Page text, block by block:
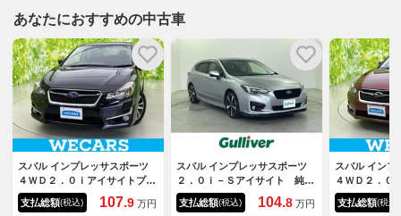
あなたにおすすめの中古車
スバル インプレッサスポーツ
４ＷＤ２．０ｉアイサイトプラ
ウドエディション 社外 ＳＤ
ナビ／アイサイト／車線逸脱防
支払総額(税込) 107.9 万円
スバル インプレッサスポーツ
２．０ｉ－Ｓアイサイト 純正
ナビ アイサイトｖｅｒ３ Ａ
型 バックカメラ 追従機能付
支払総額(税込) 104.8 万円
スバル インプ
４ＷＤ２．０
ウドエディシ
／社外 ＳＤ
支払総額(税込)